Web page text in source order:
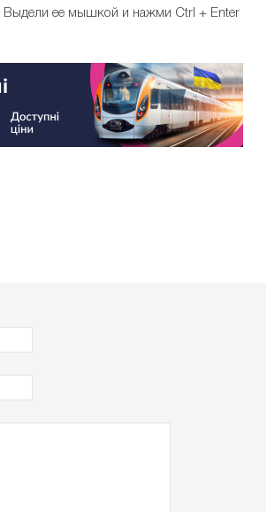
Выдели ее мышкой и нажми Ctrl + Enter